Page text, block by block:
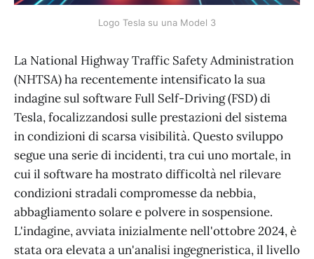
Logo Tesla su una Model 3
La National Highway Traffic Safety Administration
(NHTSA) ha recentemente intensificato la sua
indagine sul software Full Self-Driving (FSD) di
Tesla, focalizzandosi sulle prestazioni del sistema
in condizioni di scarsa visibilità. Questo sviluppo
segue una serie di incidenti, tra cui uno mortale, in
cui il software ha mostrato difficoltà nel rilevare
condizioni stradali compromesse da nebbia,
abbagliamento solare e polvere in sospensione.
L'indagine, avviata inizialmente nell'ottobre 2024, è
stata ora elevata a un'analisi ingegneristica, il livello